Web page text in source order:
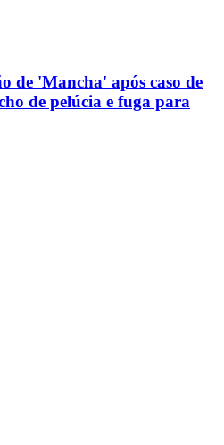
de 'Mancha' após caso de
de pelúcia e fuga para